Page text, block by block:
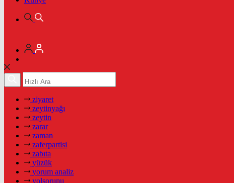
ziyaret
zeytinyağı
zeytin
zarar
zaman
zaferpartisi
zabıta
yüzük
yorum analiz
yolsorunu